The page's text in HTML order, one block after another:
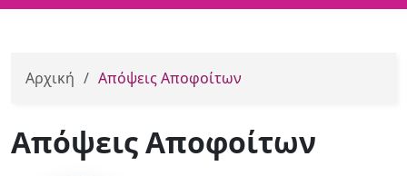
Αρχική / Απόψεις Αποφοίτων
Απόψεις Αποφοίτων